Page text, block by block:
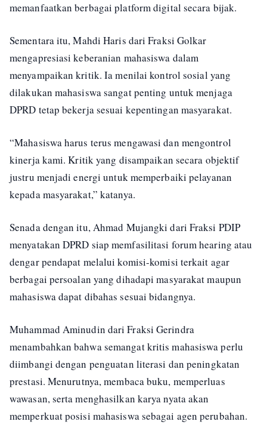
memanfaatkan berbagai platform digital secara bijak.
Sementara itu, Mahdi Haris dari Fraksi Golkar
mengapresiasi keberanian mahasiswa dalam
menyampaikan kritik. Ia menilai kontrol sosial yang
dilakukan mahasiswa sangat penting untuk menjaga
DPRD tetap bekerja sesuai kepentingan masyarakat.
“Mahasiswa harus terus mengawasi dan mengontrol
kinerja kami. Kritik yang disampaikan secara objektif
justru menjadi energi untuk memperbaiki pelayanan
kepada masyarakat,” katanya.
Senada dengan itu, Ahmad Mujangki dari Fraksi PDIP
menyatakan DPRD siap memfasilitasi forum hearing atau
dengar pendapat melalui komisi-komisi terkait agar
berbagai persoalan yang dihadapi masyarakat maupun
mahasiswa dapat dibahas sesuai bidangnya.
Muhammad Aminudin dari Fraksi Gerindra
menambahkan bahwa semangat kritis mahasiswa perlu
diimbangi dengan penguatan literasi dan peningkatan
prestasi. Menurutnya, membaca buku, memperluas
wawasan, serta menghasilkan karya nyata akan
memperkuat posisi mahasiswa sebagai agen perubahan.